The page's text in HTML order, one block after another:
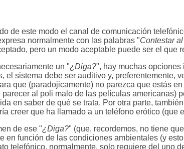
de este modo el canal de comunicación
normalmente con las palabras "Contestar
pero un modo aceptable puede ser el que
un "¿Diga?", hay muchas
el sistema debe ser auditivo y, preferentemente,
que (paradojicamente) no parezca que estás
parecer al poli malo de las películas americanas)
en saber de qué se trata. Por otra parte,
creer que ha llamado a un teléfono erótico
de ese "¿Diga?" (que, recordemos, no tiene
en función de las condiciones ambientales (y
telefónico, normalmente, solo requiere del uno